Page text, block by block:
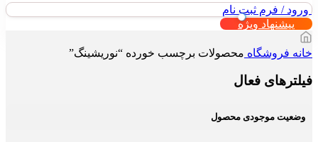
ورود / فرم ثبت نام
پیشنهاد ویژه
خانه فروشگاه محصولات برچسب خورده “نوریشینگ”
فیلترهای فعال
وضعیت موجودی محصول